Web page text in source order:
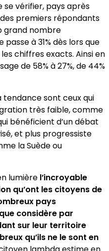
vérifier, pays après
des premiers répondants
grand nombre
à 31% dès lors que
chiffres exacts. Ainsi en
de 58% à 27%, de 44%
tendance sont ceux qui
très faible, comme
bénéficient d’un débat
et plus progressiste
la Suède ou
lumière l’incroyable
qu’ont les citoyens de
pays
considère par
sur leur territoire
qu’ils ne le sont en